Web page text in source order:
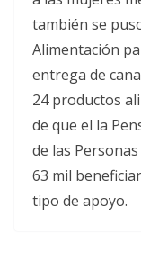
también se
Alimentación
entrega de
24 productos
de que el la
de las
63 mil
tipo de apoyo.